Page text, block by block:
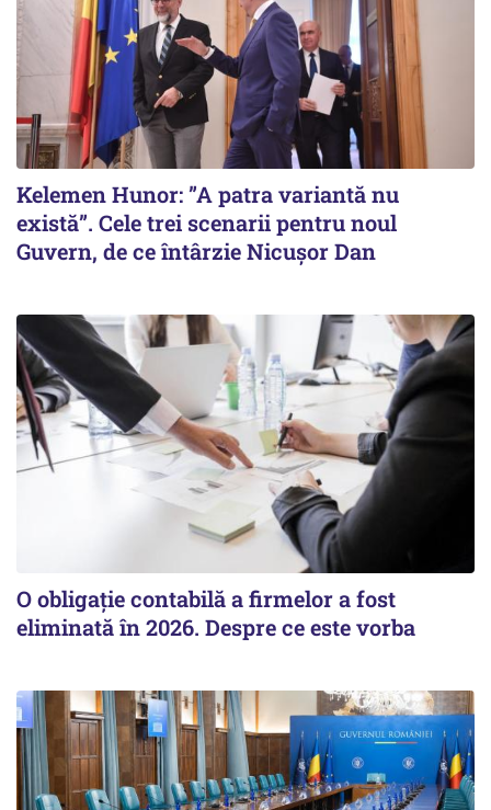
Kelemen Hunor: ”A patra variantă nu
există”. Cele trei scenarii pentru noul
Guvern, de ce întârzie Nicușor Dan
O obligație contabilă a firmelor a fost
eliminată în 2026. Despre ce este vorba